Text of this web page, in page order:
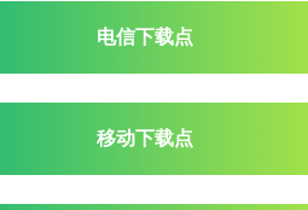
电信下载点
移动下载点